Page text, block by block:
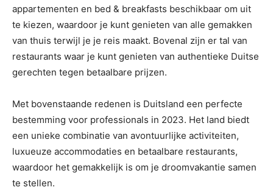
appartementen en bed & breakfasts beschikbaar om uit
te kiezen, waardoor je kunt genieten van alle gemakken
van thuis terwijl je je reis maakt. Bovenal zijn er tal van
restaurants waar je kunt genieten van authentieke Duitse
gerechten tegen betaalbare prijzen.
Met bovenstaande redenen is Duitsland een perfecte
bestemming voor professionals in 2023. Het land biedt
een unieke combinatie van avontuurlijke activiteiten,
luxueuze accommodaties en betaalbare restaurants,
waardoor het gemakkelijk is om je droomvakantie samen
te stellen.